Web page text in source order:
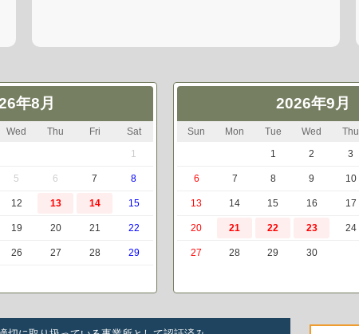
年8月
Wed Thu Fri
Sat
1
5 6 7 8
12 13 14 15
19 20 21 22
26 27 28 29
2026年9月
Sun Mon Tue Wed Thu
1
2 3
6 7 8 9 10
13 14 15 16 17
20 21 22 23 24
27 28 29 30